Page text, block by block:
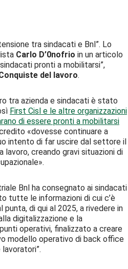
tra sindacati e Bnl”. Lo
Carlo D’0nofrio in un articolo
pronti a mobilitarsi”,
del lavoro.
tra azienda e sindacati è stato
First Cisl e le altre organizzazioni
di essere pronti a mobilitarsi
«dovesse continuare a
intento di far uscire dal settore il
lavoro, creando gravi situazioni di
Bnl ha consegnato ai sindacati
tutte le informazioni di cui c’è
di qui al 2025, a rivedere in
digitalizzazione e la
operativi, finalizzato a creare
modello operativo di back office